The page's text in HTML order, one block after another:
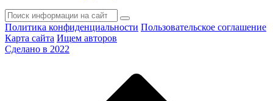
Политика конфиденциальности Пользовательское соглашение
Карта сайта Ищем авторов
Сделано в 2022